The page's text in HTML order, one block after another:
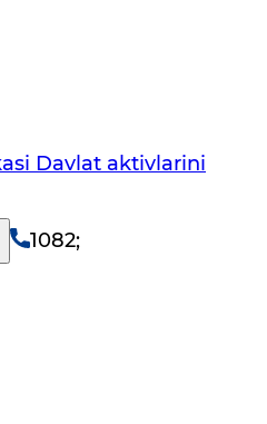
Davlat aktivlarini
1082;